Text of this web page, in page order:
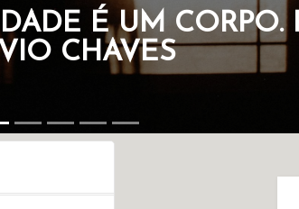
A CORAGEM
POR FLÁVIO